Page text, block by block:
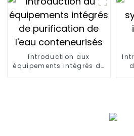
Introduction aux
équipements intégrés de